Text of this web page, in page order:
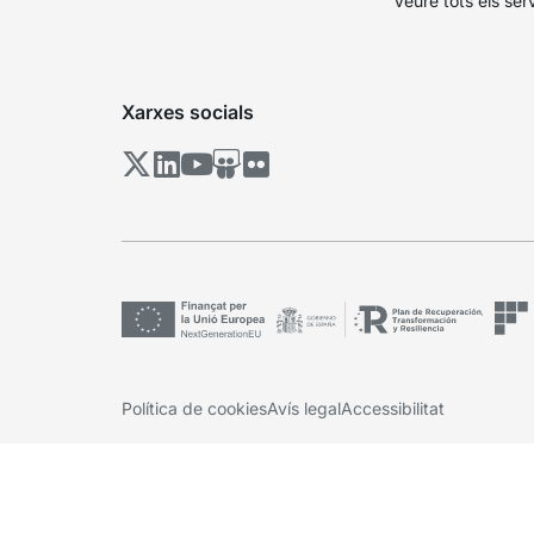
Xarxes socials
Política de cookiesAvís legalAccessibilitat